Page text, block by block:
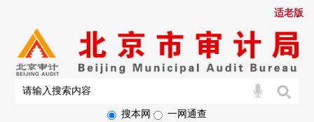
适老版
搜本网 一网通查